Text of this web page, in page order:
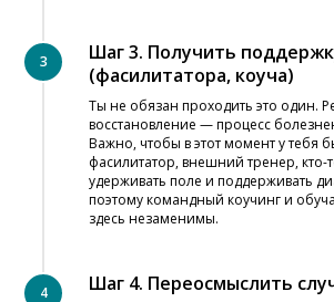
Шаг 3. Получить
(фасилитатора, коуча)
Ты не обязан проходить это один.
восстановление — процесс
Важно, чтобы в этот момент у тебя
фасилитатор, внешний тренер, кто-
удерживать поле и поддерживать
поэтому командный коучинг и
здесь незаменимы.
Шаг 4. Переосмыслить